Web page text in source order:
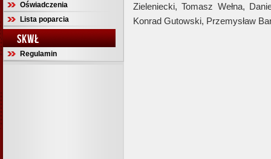
Oświadczenia
Lista poparcia
SKWŁ
Regulamin
Zieleniecki, Tomasz Wełna,
Konrad Gutowski, Przemysław